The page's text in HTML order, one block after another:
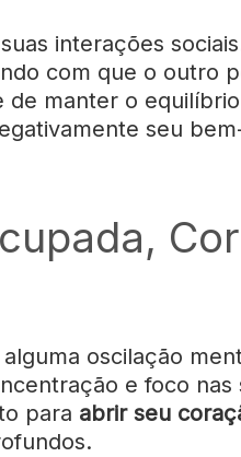
interações
com que o outro
de manter o
seu
oscilação
e foco nas
para abrir seu